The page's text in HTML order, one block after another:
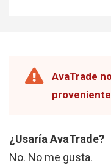
AvaTrade
¿Usaría AvaTrade?
No. No me gusta.